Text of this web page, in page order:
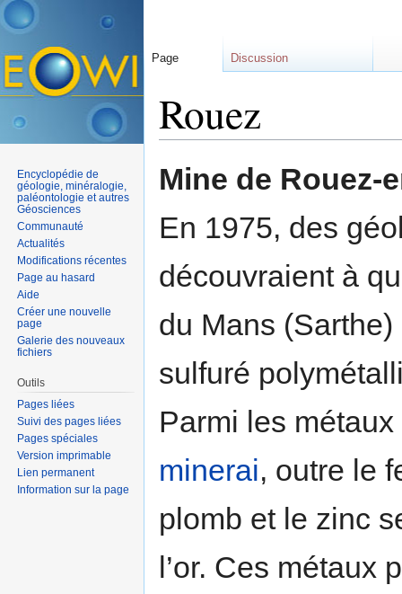
Rouez
Mine de Rouez-
En 1975, des
découvraient à
du Mans
sulfuré
Parmi les
minerai, outre le
plomb et le zinc
l’or. Ces
Page Discussion
Encyclopédie de
géologie, minéralogie,
paléontologie et autres
Géosciences
Communauté
Actualités
Modifications récentes
Page au hasard
Aide
Créer une nouvelle
page
Galerie des nouveaux
fichiers
Outils
Pages liées
Suivi des pages liées
Pages spéciales
Version imprimable
Lien permanent
Information sur la page